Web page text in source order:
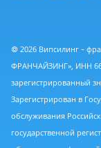
© 2026 Випсилинг -
ФРАНЧАЙЗИНГ», ИНН
зарегистрированный
Зарегистрирован в
обслуживания
государственной